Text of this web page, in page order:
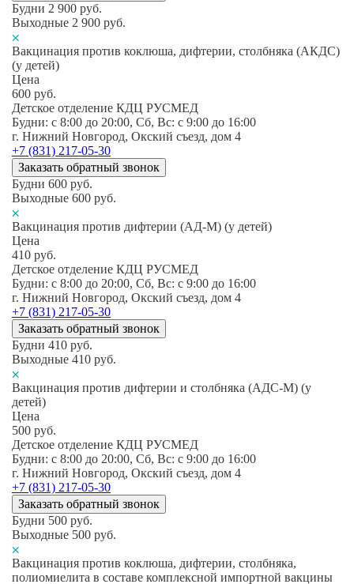
Будни 2 900 руб.
Выходные 2 900 руб.
Вакцинация против коклюша, дифтерии, столбняка (АКДС)
(у детей)
Цена
600 руб.
Детское отделение КДЦ РУСМЕД
Будни: c 8:00 до 20:00, Сб, Вс: c 9:00 до 16:00
г. Нижний Новгород, Окский съезд, дом 4
+7 (831) 217-05-30
Заказать обратный звонок
Будни 600 руб.
Выходные 600 руб.
Вакцинация против дифтерии (АД-М) (у детей)
Цена
410 руб.
Детское отделение КДЦ РУСМЕД
Будни: c 8:00 до 20:00, Сб, Вс: c 9:00 до 16:00
г. Нижний Новгород, Окский съезд, дом 4
+7 (831) 217-05-30
Заказать обратный звонок
Будни 410 руб.
Выходные 410 руб.
Вакцинация против дифтерии и столбняка (АДС-М) (у
детей)
Цена
500 руб.
Детское отделение КДЦ РУСМЕД
Будни: c 8:00 до 20:00, Сб, Вс: c 9:00 до 16:00
г. Нижний Новгород, Окский съезд, дом 4
+7 (831) 217-05-30
Заказать обратный звонок
Будни 500 руб.
Выходные 500 руб.
Вакцинация против коклюша, дифтерии, столбняка,
полиомиелита в составе комплексной импортной вакцины